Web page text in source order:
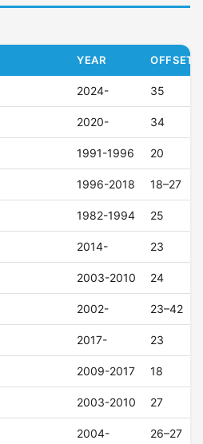
YEAR OFFSET
2024- 35
2020- 34
1991-1996 20
1996-2018 18–27
1982-1994 25
2014- 23
2003-2010 24
2002- 23–42
2017- 23
2009-2017 18
2003-2010 27
2004- 26–27